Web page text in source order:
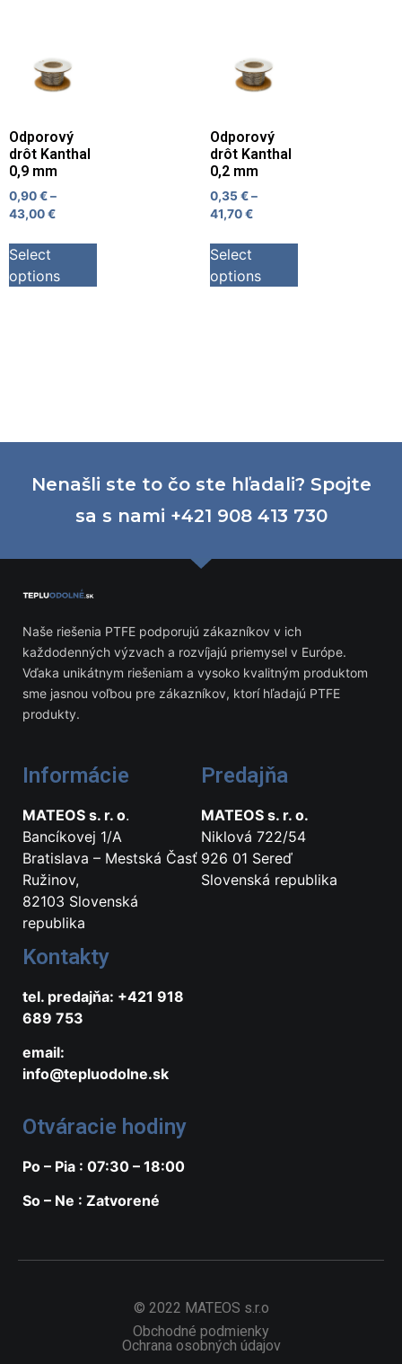
Odporový
drôt Kanthal
0,9 mm
0,90€–
43,00€
Select
options
Odporový
drôt Kanthal
0,2 mm
0,35 €–
41,70€
Select
options
Nenašli ste to čo ste hľadali? Spojte
sa s nami +421 908 413 730
Naše riešenia PTFE podporujú zákazníkov v ich
každodenných výzvach a rozvíjajú priemysel v Európe.
Vďaka unikátnym riešeniam a vysoko kvalitným produktom
sme jasnou voľbou pre zákazníkov, ktorí hľadajú PTFE
produkty.
Informácie
MATEOS s. r. o.
Bancíkovej 1/A
Bratislava – Mestská Časť
Ružinov,
82103 Slovenská
republika
Predajňa
MATEOS s. r. o.
Niklová 722/54
926 01 Sereď
Slovenská republika
Kontakty
tel. predajňa: +421 918
689 753
email:
info@tepluodolne.sk
Otváracie hodiny
Po – Pia : 07:30 – 18:00
So – Ne : Zatvorené
© 2022 MATEOS s.r.o
Obchodné podmienky
Ochrana osobných údajov